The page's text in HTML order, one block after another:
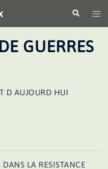
le
GUERRES
D AUJOURD HUI
LA RESISTANCE